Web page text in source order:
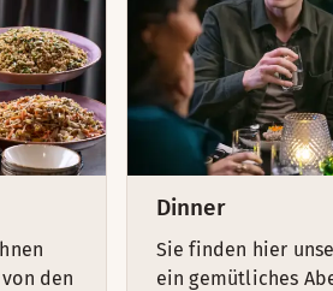
den
Dinner
Sie finden hier
ein gemütliches